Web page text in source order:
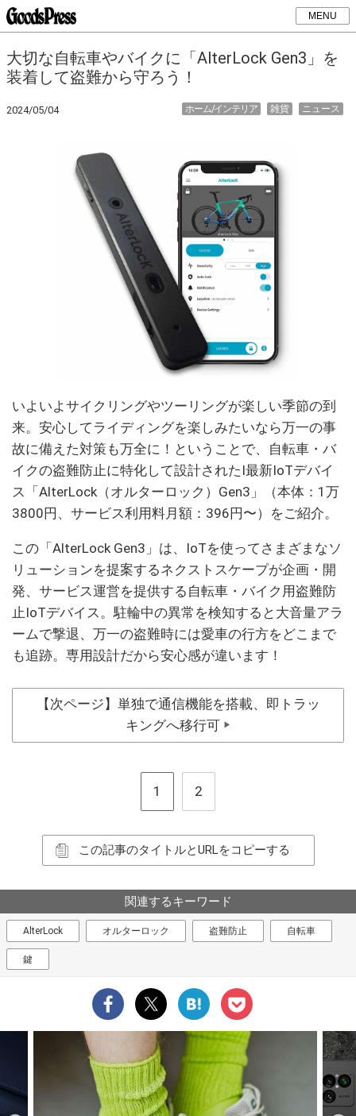
MENU
大切な自転車やバイクに「AlterLock Gen3」を
装着して盗難から守ろう！
2024/05/04 ニュース
雑貨
ホーム/インテリア
いよいよサイクリングやツーリングが楽しい季節の到
来。安心してライディングを楽しみたいなら万一の事
故に備えた対策も万全に！ということで、自転車・バ
イクの盗難防止に特化して設計されたI最新IoTデバイ
ス「AlterLock（オルターロック）Gen3」（本体：1万
3800円、サービス利用料月額：396円〜）をご紹介。
この「AlterLock Gen3」は、IoTを使ってさまざまなソ
リューションを提案するネクストスケープが企画・開
発、サービス運営を提供する自転車・バイク用盗難防
止IoTデバイス。駐輪中の異常を検知すると大音量アラ
ームで撃退、万一の盗難時には愛車の行方をどこまで
も追跡。専用設計だから安心感が違います！
【次ページ】単独で通信機能を搭載、即トラッ
キングへ移行可 ▶
1 2
この記事のタイトルとURLをコピーする
関連するキーワード
AlterLock オルターロック 盗難防止 自転車
鍵